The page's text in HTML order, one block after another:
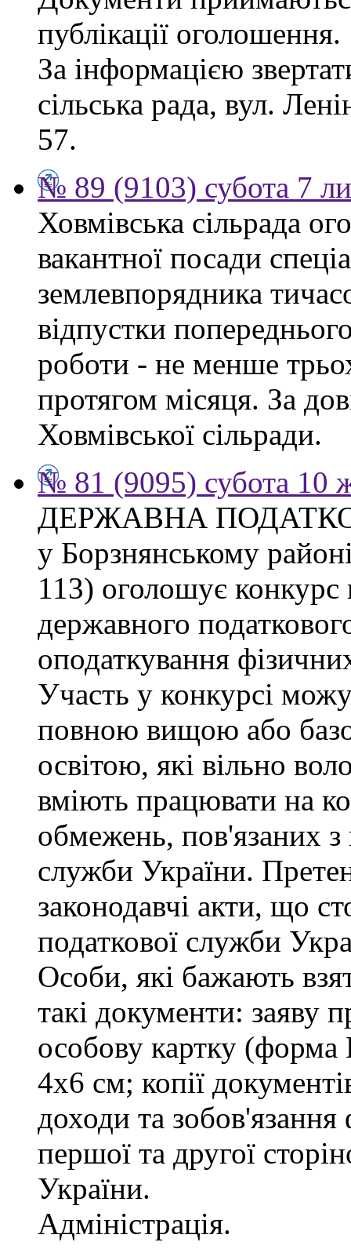
публікації оголошення.
За інформацією
сільська рада, вул.
57.
№ 89 (9103) субота 7
Ховмівська сільрада
вакантної посади
землевпорядника
відпустки
роботи - не менше
протягом місяця. За
Ховмівської сільради.
№ 81 (9095) субота 10
ДЕРЖАВНА
у Борзнянському
113) оголошує конкурс
державного
оподаткування
Участь у конкурсі
повною вищою або
освітою, які вільно
вміють працювати на
обмежень, пов'язаних
служби України.
законодавчі акти, що
податкової служби
Особи, які бажають
такі документи: заяву
особову картку
4х6 см; копії
доходи та зобов'язання
першої та другої
України.
Адміністрація.